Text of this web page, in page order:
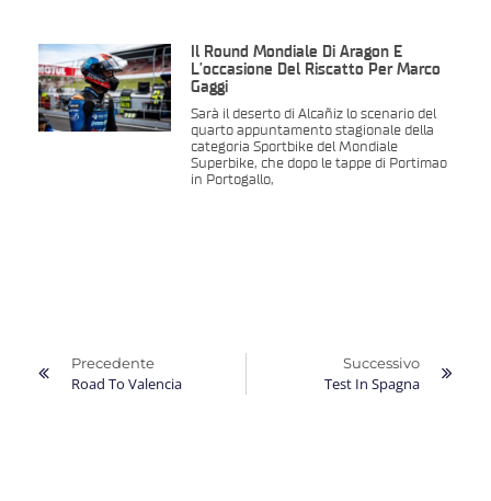
Il Round Mondiale Di Aragon È
L’occasione Del Riscatto Per Marco
Gaggi
Sarà il deserto di Alcañiz lo scenario del
quarto appuntamento stagionale della
categoria Sportbike del Mondiale
Superbike, che dopo le tappe di Portimao
in Portogallo,
Precedente
Road To Valencia
Successivo
Test In Spagna